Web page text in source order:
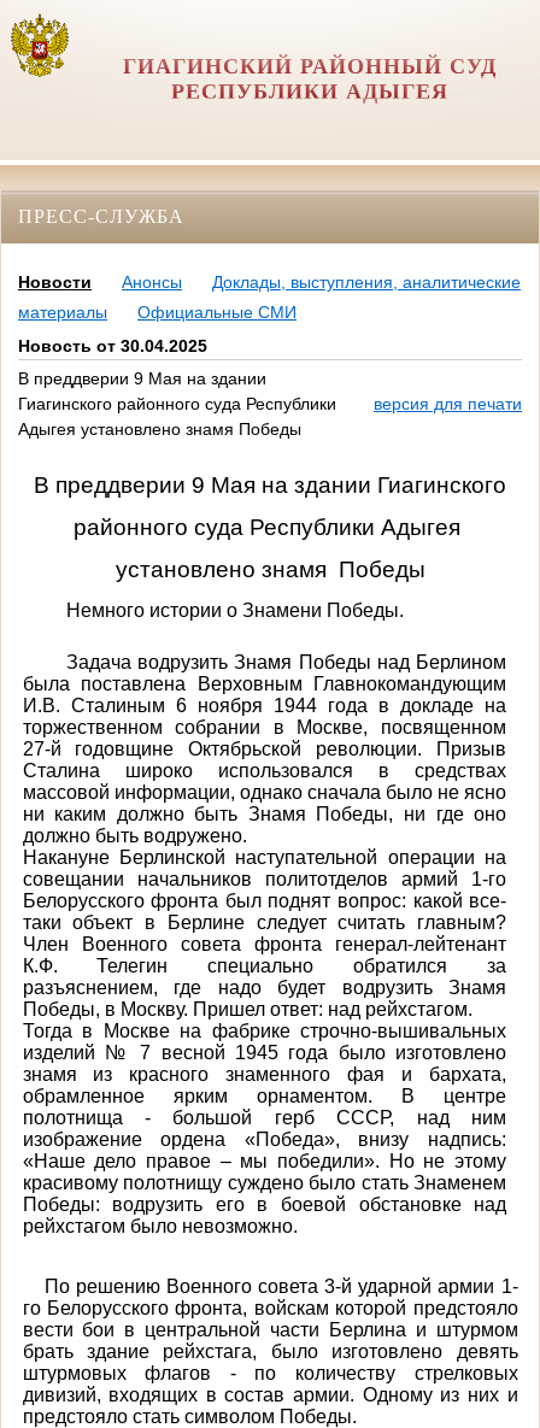
ГИАГИНСКИЙ РАЙОННЫЙ СУД
РЕСПУБЛИКИ АДЫГЕЯ
ПРЕСС-СЛУЖБА
Новости Анонсы
Доклады, выступления, аналитические
материалы
Официальные СМИ
Новость от 30.04.2025
В преддверии 9 Мая на здании
Гиагинского районного суда Республики
Адыгея установлено знамя Победы
версия для печати
В преддверии 9 Мая на здании Гиагинского
районного суда Республики Адыгея
установлено знамя Победы
Немного истории о Знамени Победы.
Задача водрузить Знамя Победы над Берлином
была поставлена Верховным Главнокомандующим
И.В. Сталиным 6 ноября 1944 года в докладе на
торжественном собрании в Москве, посвященном
27-й годовщине Октябрьской революции. Призыв
Сталина широко использовался в средствах
массовой информации, однако сначала было не ясно
ни каким должно быть Знамя Победы, ни где оно
должно быть водружено.
Накануне Берлинской наступательной операции на
совещании начальников политотделов армий 1-го
Белорусского фронта был поднят вопрос: какой все-
таки объект в Берлине следует считать главным?
Член Военного совета фронта генерал-лейтенант
К.Ф. Телегин специально обратился за
разъяснением, где надо будет водрузить Знамя
Победы, в Москву. Пришел ответ: над рейхстагом.
Тогда в Москве на фабрике строчно-вышивальных
изделий № 7 весной 1945 года было изготовлено
знамя из красного знаменного фая и бархата,
обрамленное ярким орнаментом. В центре
полотнища - большой герб СССР, над ним
изображение ордена «Победа», внизу надпись:
«Наше дело правое – мы победили». Но не этому
красивому полотнищу суждено было стать Знаменем
Победы: водрузить его в боевой обстановке над
рейхстагом было невозможно.
По решению Военного совета 3-й ударной армии 1-
го Белорусского фронта, войскам которой предстояло
вести бои в центральной части Берлина и штурмом
брать здание рейхстага, было изготовлено девять
штурмовых флагов - по количеству стрелковых
дивизий, входящих в состав армии. Одному из них и
предстояло стать символом Победы.